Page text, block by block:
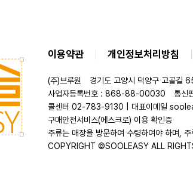
이용약관 개인정보처리방침
(주)브루원
경기도 고양시 덕양구 고골길
사업자등록번호 : 868-88-00030
통신
콜센터 02-783-9130 | 대표이메일
구매안전서비스(에스크로) 이용 확인증
주류는 매장을 방문하여 수령하여야 하며,
COPYRIGHT ©SOOLEASY ALL